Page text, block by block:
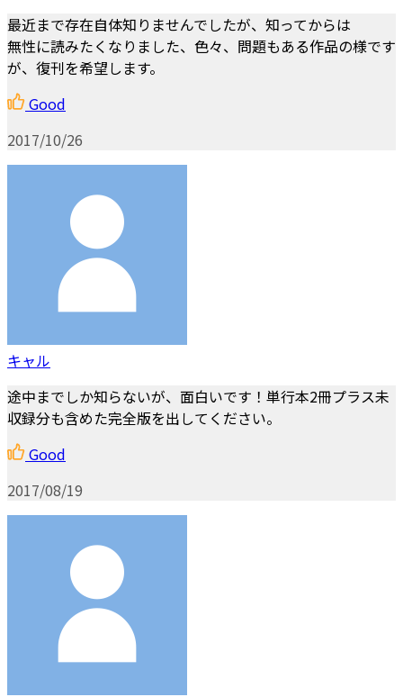
最近まで存在自体知りませんでしたが、知ってからは
無性に読みたくなりました、色々、問題もある作品の様です
が、復刊を希望します。
Good
2017/10/26
キャル
途中までしか知らないが、面白いです！単行本2冊プラス未
収録分も含めた完全版を出してください。
Good
2017/08/19